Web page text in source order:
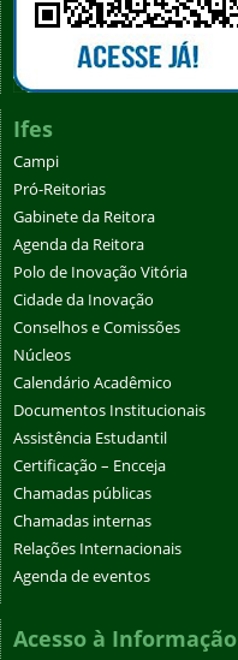
Ifes
Campi
Pró-Reitorias
Gabinete da Reitora
Agenda da Reitora
Polo de Inovação Vitória
Cidade da Inovação
Conselhos e Comissões
Núcleos
Calendário Acadêmico
Documentos Institucionais
Assistência Estudantil
Certificação – Encceja
Chamadas públicas
Chamadas internas
Relações Internacionais
Agenda de eventos
Acesso à Informação